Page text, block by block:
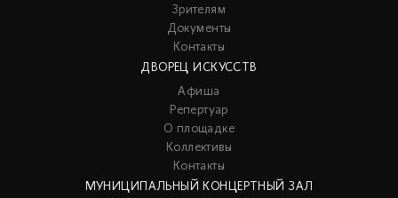
Зрителям
Документы
Контакты
ДВОРЕЦ ИСКУССТВ
Афиша
Репертуар
О площадке
Коллективы
Контакты
МУНИЦИПАЛЬНЫЙ КОНЦЕРТНЫЙ ЗАЛ